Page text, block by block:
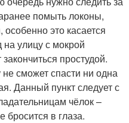
помыть локоны,
это касается
на улицу с мокрой
простудой.
сможет спасти ни одна
Данный пункт следует с
чёлок –
бросится в глаза.